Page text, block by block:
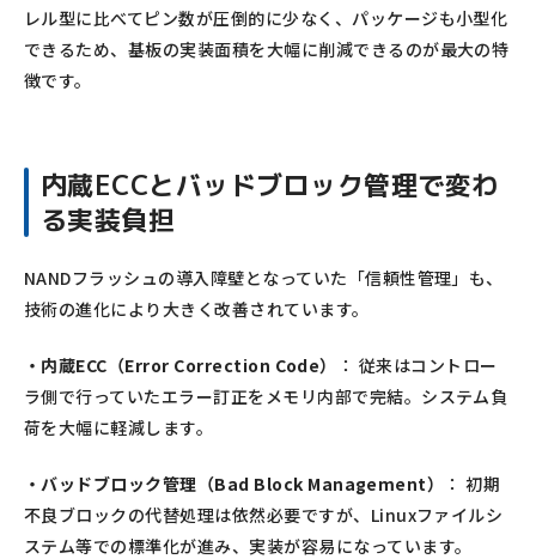
レル型に比べてピン数が圧倒的に少なく、パッケージも小型化
できるため、基板の実装面積を大幅に削減できるのが最大の特
徴です。
内蔵ECCとバッドブロック管理で変わ
る実装負担
NANDフラッシュの導入障壁となっていた「信頼性管理」も、
技術の進化により大きく改善されています。
・内蔵ECC（Error Correction Code）
： 従来はコントロー
ラ側で行っていたエラー訂正をメモリ内部で完結。システム負
荷を大幅に軽減します。
・バッドブロック管理（Bad Block Management）
： 初期
不良ブロックの代替処理は依然必要ですが、Linuxファイルシ
ステム等での標準化が進み、実装が容易になっています。